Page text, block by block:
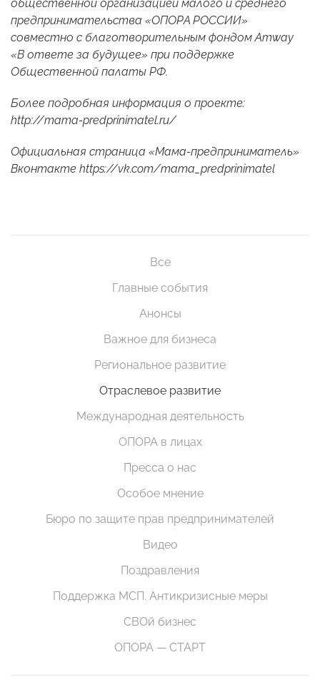
общественной организацией малого и среднего
предпринимательства «ОПОРА РОССИИ»
совместно с благотворительным фондом Amway
«В ответе за будущее» при поддержке
Общественной палаты РФ.
Более подробная информация о проекте:
http://mama-predprinimatel.ru/
Официальная страница «Мама-предприниматель»
Вконтакте https://vk.com/mama_predprinimatel
Все
Главные события
Анонсы
Важное для бизнеса
Региональное развитие
Отраслевое развитие
Международная деятельность
ОПОРА в лицах
Пресса о нас
Особое мнение
Бюро по защите прав предпринимателей
Видео
Поздравления
Поддержка МСП. Антикризисные меры
СВОй бизнес
ОПОРА — СТАРТ